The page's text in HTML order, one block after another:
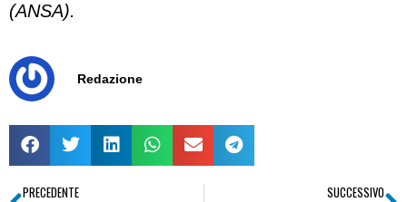
(ANSA).
Redazione
PRECEDENTE SUCCESSIVO